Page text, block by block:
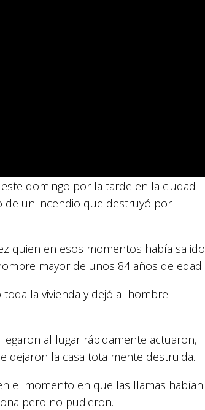
domingo por la tarde en la ciudad
de un incendio que destruyó por
quien en esos momentos había salido
mayor de unos 84 años de edad.
la vivienda y dejó al hombre
al lugar rápidamente actuaron,
dejaron la casa totalmente destruida.
el momento en que las llamas habían
pero no pudieron.